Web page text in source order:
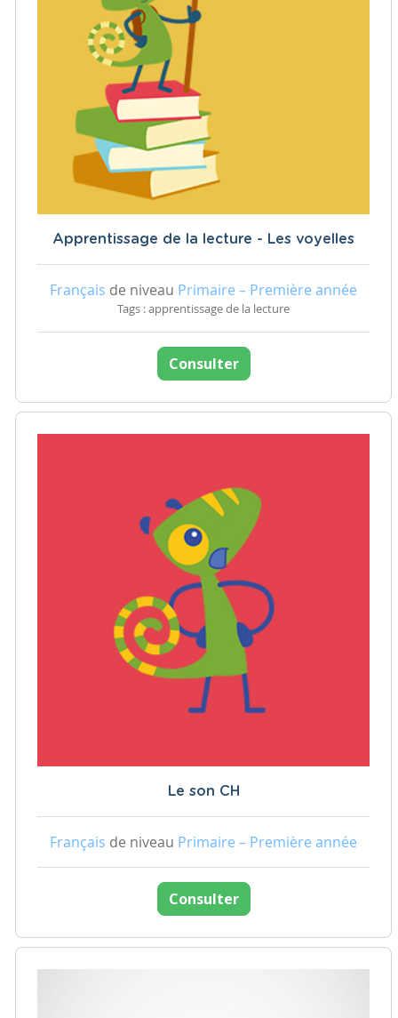
Apprentissage de la lecture - Les voyelles
Français de niveau Primaire – Première année
Tags : apprentissage de la lecture
Consulter
Le son CH
Français de niveau Primaire – Première année
Consulter